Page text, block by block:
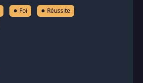
Foi
Réussite